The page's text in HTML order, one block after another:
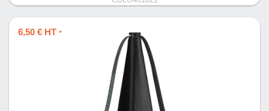
6,50 € HT *